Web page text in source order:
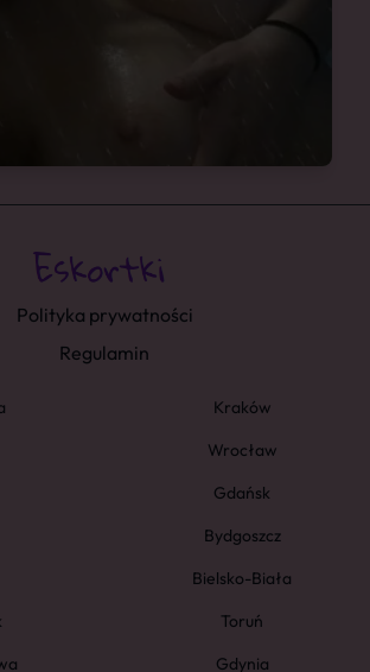
Polityka prywatności
Regulamin
Kraków
Wrocław
Gdańsk
Bydgoszcz
Bielsko-Biała
Toruń
Gdynia